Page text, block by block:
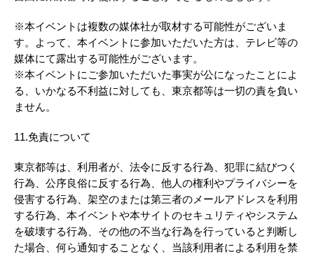
※本イベントは複数の媒体社が取材する可能性がございま
す。よって、本イベントに参加いただいた方は、テレビ等の
媒体にて露出する可能性がございます。
※本イベントにご参加いただいた事実が公になったことによ
る、いかなる不利益に対しても、東京都等は一切の責を負い
ません。
11.免責について
東京都等は、利用者が、法令に反する行為、犯罪に結びつく
行為、公序良俗に反する行為、他人の権利やプライバシーを
侵害する行為、架空のまたは第三者のメールアドレスを利用
する行為、本イベントや本サイトのセキュリティやシステム
を破壊する行為、その他の不当な行為を行っていると判断し
た場合、何ら通知することなく、当該利用者による利用を禁